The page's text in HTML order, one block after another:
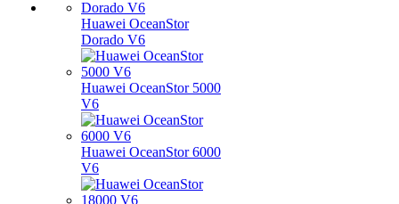
Huawei OceanStor
Dorado V6
Huawei OceanStor 5000
V6
Huawei OceanStor 6000
V6